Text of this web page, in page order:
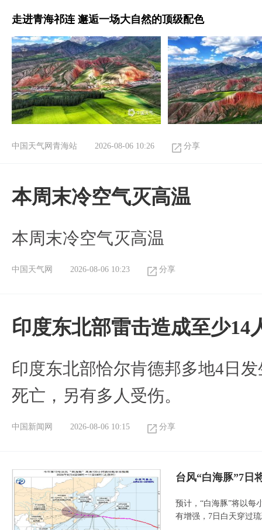
走进青海祁连 邂逅一场大自然的顶级配色
中国天气网青海站 2026-08-06 10:26 分享
本周末冷空气灭高温
本周末冷空气灭高温
中国天气网 2026-08-06 10:23 分享
印度东北部雷击造成至少14
印度东北部恰尔肯德邦多地4日
死亡，另有多人受伤。
中国新闻网 2026-08-06 10:15 分享
台风“白海豚”7日
预计，“白海豚”将以每
有增强，7日白天穿过